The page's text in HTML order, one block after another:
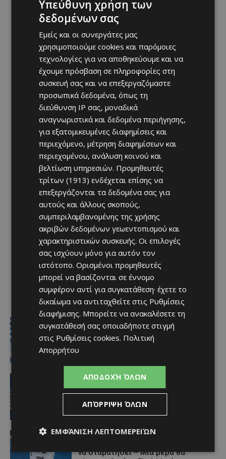
Ειδήσεις
Στον αέρα η ακτοπλοϊκή Κύπρου –
Ελλάδας μετά το 2027 χωρίς νέα
κρατική επιδότηση
ΑΕΛ
Ποδοσφαιριστές μπορούν να
εγγράφονται στα μητρώα διαιτητών
(κανονισμοί και προϋποθέσεις)
Afentiko - 07/08/2026
video
να σταματήσει – Μια μέρα θα
Υπεύθυνη χρήση των
δεδομένων σας
Εμείς και οι συνεργάτες μας
χρησιμοποιούμε cookies και παρόμοιες
τεχνολογίες για να αποθηκεύουμε και να
έχουμε πρόσβαση σε πληροφορίες στη
συσκευή σας και να επεξεργαζόμαστε
προσωπικά δεδομένα, όπως τη
διεύθυνση IP σας, μοναδικά
αναγνωριστικά και δεδομένα περιήγησης,
για εξατομικευμένες διαφημίσεις και
περιεχόμενο, μέτρηση διαφημίσεων και
περιεχομένου, ανάλυση κοινού και
βελτίωση υπηρεσιών. Προμηθευτές
τρίτων (1913) ενδέχεται επίσης να
επεξεργάζονται τα δεδομένα σας για
αυτούς και άλλους σκοπούς,
συμπεριλαμβανομένης της χρήσης
ακριβών δεδομένων γεωεντοπισμού και
χαρακτηριστικών συσκευής. Οι επιλογές
σας ισχύουν μόνο για αυτόν τον
ιστότοπο. Ορισμένοι προμηθευτές
μπορεί να βασίζονται σε έννομο
συμφέρον αντί για συγκατάθεση· έχετε το
δικαίωμα να αντιταχθείτε στις Ρυθμίσεις
διαφήμισης. Μπορείτε να ανακαλέσετε τη
συγκατάθεσή σας οποιαδήποτε στιγμή
στις Ρυθμίσεις cookies. Πολιτική
Απορρήτου
ΑΠΟΔΟΧΉ ΌΛΩΝ
ΑΠΌΡΡΙΨΗ ΌΛΩΝ
ΕΜΦΆΝΙΣΗ ΛΕΠΤΟΜΕΡΕΙΏΝ